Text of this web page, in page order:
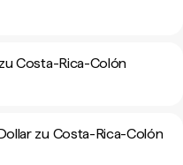
Costa-Rica-Colón
zu Costa-Rica-Colón